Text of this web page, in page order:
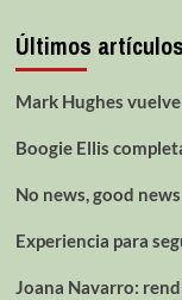
Últimos artículos
Mark Hughes
Boogie Ellis
No news, good
Experiencia para
Joana Navarro: